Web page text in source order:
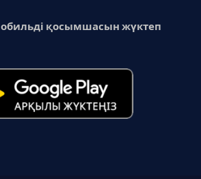
қосымшасын жүктеп